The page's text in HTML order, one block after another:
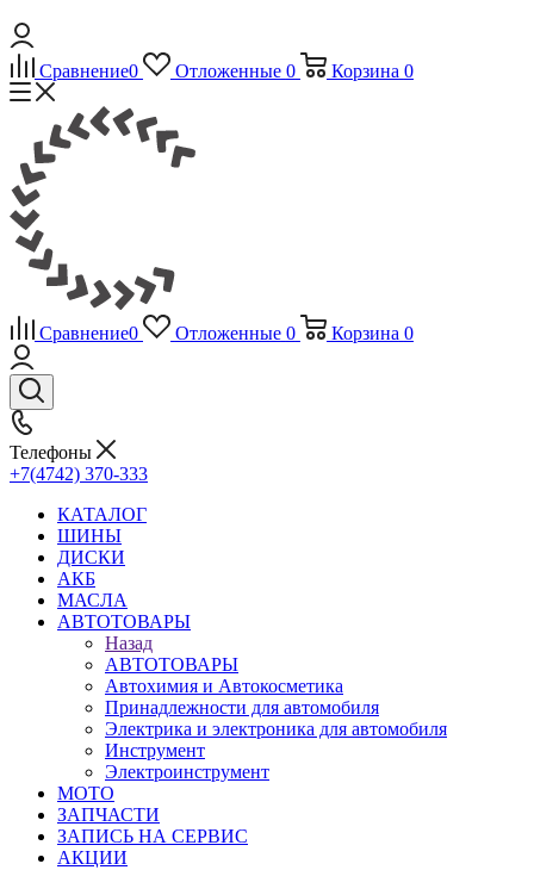
Сравнение0 Отложенные 0 Корзина 0
Сравнение0 Отложенные 0 Корзина 0
Телефоны
+7(4742) 370-333
КАТАЛОГ
ШИНЫ
ДИСКИ
АКБ
МАСЛА
АВТОТОВАРЫ
Назад
АВТОТОВАРЫ
Автохимия и Автокосметика
Принадлежности для автомобиля
Электрика и электроника для автомобиля
Инструмент
Электроинструмент
МОТО
ЗАПЧАСТИ
ЗАПИСЬ НА СЕРВИС
АКЦИИ